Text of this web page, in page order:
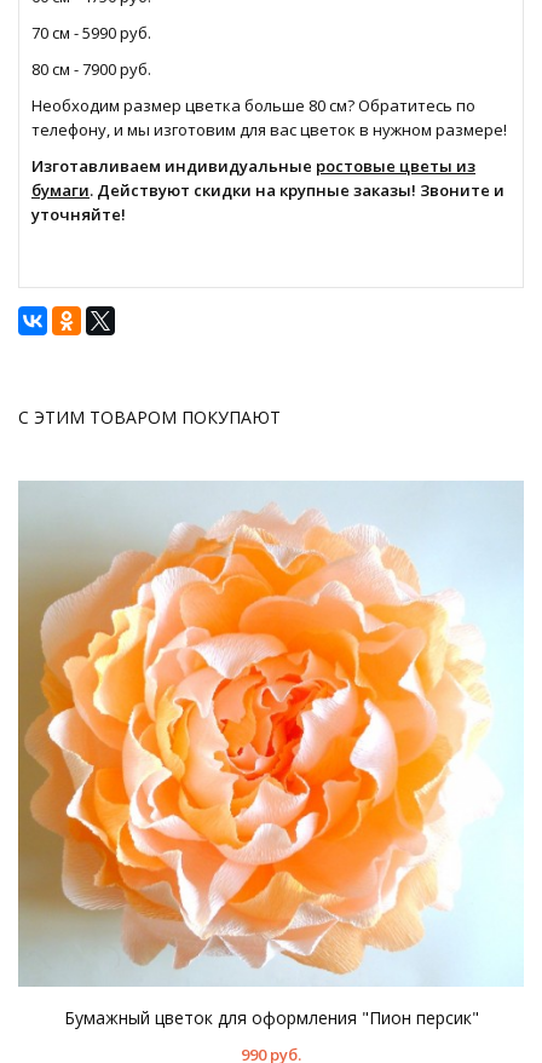
70 см - 5990 руб.
80 см - 7900 руб.
Необходим размер цветка больше 80 см? Обратитесь по
телефону, и мы изготовим для вас цветок в нужном размере!
Изготавливаем индивидуальные ростовые цветы из
бумаги. Действуют скидки на крупные заказы! Звоните и
уточняйте!
С ЭТИМ ТОВАРОМ ПОКУПАЮТ
Бумажный цветок для оформления "Пион персик"
990 руб.